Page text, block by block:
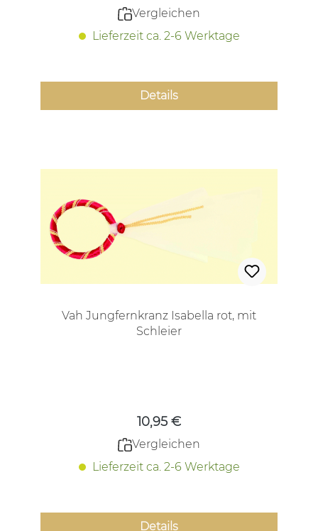
Vergleichen
Lieferzeit ca. 2-6 Werktage
Details
Vah Jungfernkranz Isabella rot, mit
Schleier
10,95 €
Vergleichen
Lieferzeit ca. 2-6 Werktage
Details